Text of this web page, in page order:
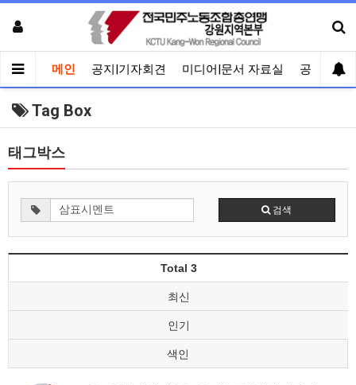
메인 공지|기자회견 미디어|문서 자료실 공유게시
Tag Box
태그박스
검색
Total 3
최신
인기
색인